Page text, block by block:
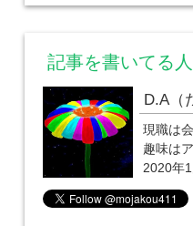
記事を書いてる人
D.A（
現職は
趣味は
2020年1